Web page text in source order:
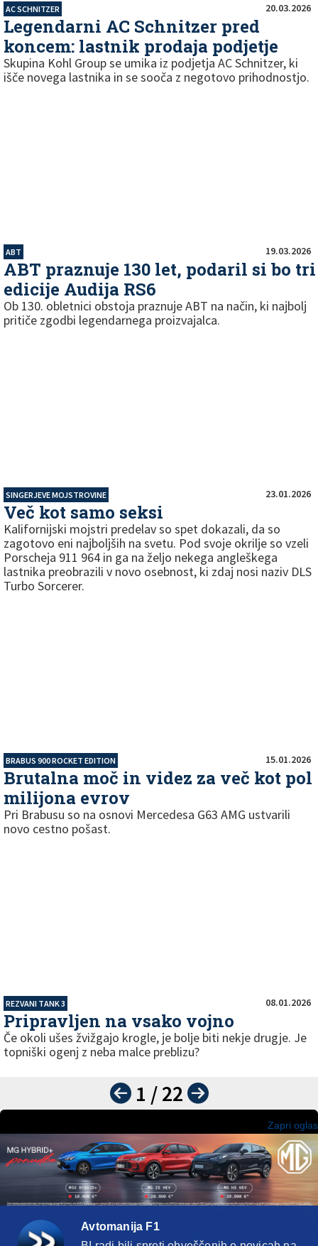
AC SCHNITZER 20.03.2026
Legendarni AC Schnitzer pred
koncem: lastnik prodaja podjetje
Skupina Kohl Group se umika iz podjetja AC Schnitzer, ki
išče novega lastnika in se sooča z negotovo prihodnostjo.
ABT 19.03.2026
ABT praznuje 130 let, podaril si bo tri
edicije Audija RS6
Ob 130. obletnici obstoja praznuje ABT na način, ki najbolj
pritiče zgodbi legendarnega proizvajalca.
SINGERJEVE MOJSTROVINE 23.01.2026
Več kot samo seksi
Kalifornijski mojstri predelav so spet dokazali, da so
zagotovo eni najboljših na svetu. Pod svoje okrilje so vzeli
Porscheja 911 964 in ga na željo nekega angleškega
lastnika preobrazili v novo osebnost, ki zdaj nosi naziv DLS
Turbo Sorcerer.
BRABUS 900 ROCKET EDITION 15.01.2026
Brutalna moč in videz za več kot pol
milijona evrov
Pri Brabusu so na osnovi Mercedesa G63 AMG ustvarili
novo cestno pošast.
REZVANI TANK 3 08.01.2026
Pripravljen na vsako vojno
Če okoli ušes žvižgajo krogle, je bolje biti nekje drugje. Je
topniški ogenj z neba malce preblizu?
1 / 22
Zapri oglas
Avtomanija F1